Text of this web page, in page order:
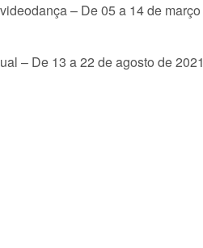
– De 05 a 14 de março
– De 13 a 22 de agosto de 2021